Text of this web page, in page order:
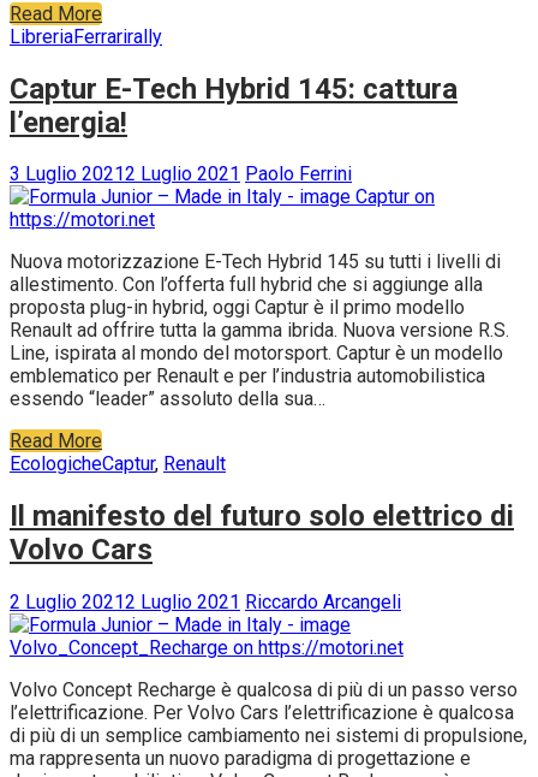
Read More
LibreriaFerrarirally
Captur E-Tech Hybrid 145: cattura
l’energia!
3 Luglio 20212 Luglio 2021 Paolo Ferrini
Nuova motorizzazione E-Tech Hybrid 145 su tutti i livelli di
allestimento. Con l’offerta full hybrid che si aggiunge alla
proposta plug-in hybrid, oggi Captur è il primo modello
Renault ad offrire tutta la gamma ibrida. Nuova versione R.S.
Line, ispirata al mondo del motorsport. Captur è un modello
emblematico per Renault e per l’industria automobilistica
essendo “leader” assoluto della sua…
Read More
EcologicheCaptur, Renault
Il manifesto del futuro solo elettrico di
Volvo Cars
2 Luglio 20212 Luglio 2021 Riccardo Arcangeli
Volvo Concept Recharge è qualcosa di più di un passo verso
l’elettrificazione. Per Volvo Cars l’elettrificazione è qualcosa
di più di un semplice cambiamento nei sistemi di propulsione,
ma rappresenta un nuovo paradigma di progettazione e